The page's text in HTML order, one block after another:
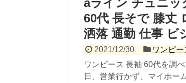
60代 長そで 膝丈
洒落 通勤 仕事 ビ
2021/12/30
ワンピー
ワンピース 長袖 60代を調
日、営業行かず、マイホー